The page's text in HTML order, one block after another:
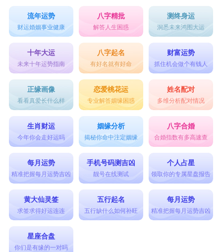
流年运势
财运婚姻事业健康
八字精批
解答人生困惑
测终身运
洞悉未来鸿图大运
十年大运
未来十年运势指南
八字起名
有好名就有好命
财富运势
抓住机会做个有钱人
正缘画像
看看真爱长什么样
恋爱桃花运
专业解答姻缘困惑
姓名配对
多维分析配对情况
生肖财运
今年你会走好运吗
姻缘分析
揭秘你命中注定姻缘
八字合婚
合婚指数有多高速查
每月运势
精准把握每月运势吉凶
手机号码测吉凶
靓号在线测试
个人占星
领取你的专属星盘报告
黄大仙灵签
求签求得好运连连
五行起名
五行缺什么如何补旺
每月运势
精准把握每月运势吉凶
星座合盘
你们是有缘的一对吗